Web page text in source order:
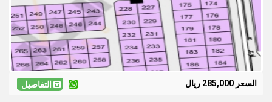
التفاصيل السعر 285,000 ريال